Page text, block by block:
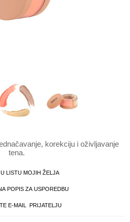
korekciju i oživljavanje
tena.